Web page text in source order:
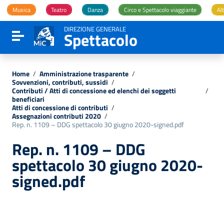
Vai ai contenuti
Vai al menu di navigazione
Vai al footer
Musica Teatro Danza Circo e Spettacolo viaggiante
Attiva / disattiva la navigazione
DIREZIONE GENERALE
Spettacolo
Home / Amministrazione trasparente /
Sovvenzioni, contributi, sussidi /
Contributi / Atti di concessione ed elenchi dei soggetti
beneficiari
/
Atti di concessione di contributi /
Assegnazioni contributi 2020 /
Rep. n. 1109 – DDG spettacolo 30 giugno 2020-signed.pdf
Rep. n. 1109 – DDG
spettacolo 30 giugno 2020-
signed.pdf